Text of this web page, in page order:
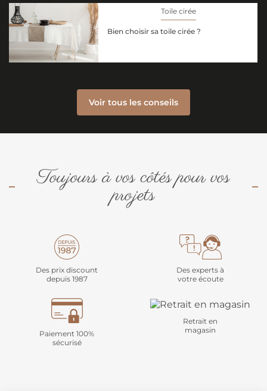
Toile cirée
Bien choisir sa toile cirée ?
Voir tous les conseils
Toujours à vos côtés pour vos
projets
Des prix discount
depuis 1987
Des experts à
votre écoute
Paiement 100%
sécurisé
Retrait en
magasin